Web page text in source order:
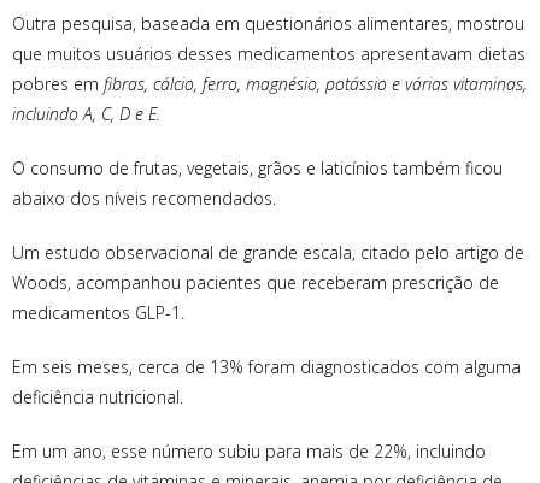
Outra pesquisa, baseada em questionários alimentares, mostrou
que muitos usuários desses medicamentos apresentavam dietas
pobres em fibras, cálcio, ferro, magnésio, potássio e várias vitaminas,
incluindo A, C, D e E.
O consumo de frutas, vegetais, grãos e laticínios também ficou
abaixo dos níveis recomendados.
Um estudo observacional de grande escala, citado pelo artigo de
Woods, acompanhou pacientes que receberam prescrição de
medicamentos GLP-1.
Em seis meses, cerca de 13% foram diagnosticados com alguma
deficiência nutricional.
Em um ano, esse número subiu para mais de 22%, incluindo